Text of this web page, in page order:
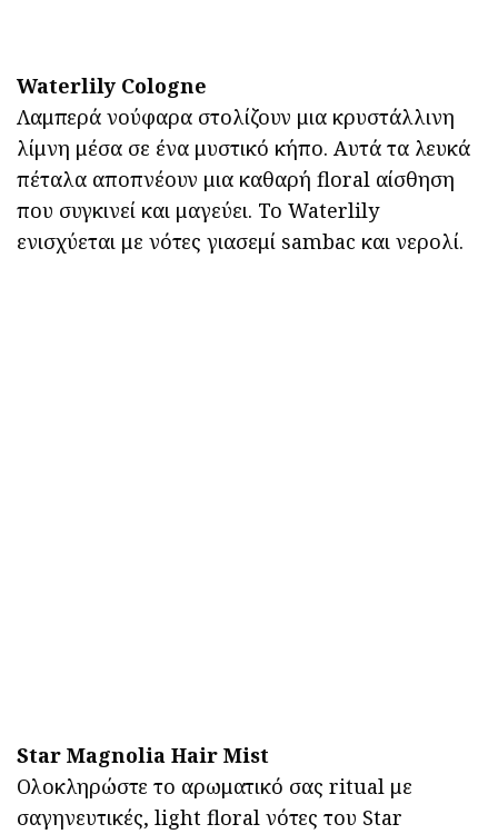
Waterlily Cologne
Λαμπερά νούφαρα στολίζουν μια κρυστάλλινη
λίμνη μέσα σε ένα μυστικό κήπο. Αυτά τα λευκά
πέταλα αποπνέουν μια καθαρή floral αίσθηση
που συγκινεί και μαγεύει. Το Waterlily
ενισχύεται με νότες γιασεμί sambac και νερολί.
Star Μagnolia Hair Mist
Ολοκληρώστε το αρωματικό σας ritual με
σαγηνευτικές, light floral νότες του Star